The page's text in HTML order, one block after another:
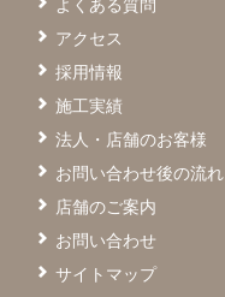
よくある質問
アクセス
採用情報
施工実績
法人・店舗のお客様
お問い合わせ後の流れ
店舗のご案内
お問い合わせ
サイトマップ